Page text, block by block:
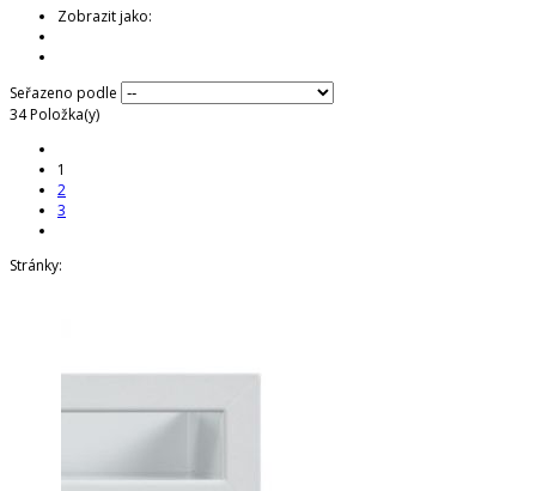
Zobrazit jako:
Seřazeno podle
34Položka(y)
1
2
3
Stránky: